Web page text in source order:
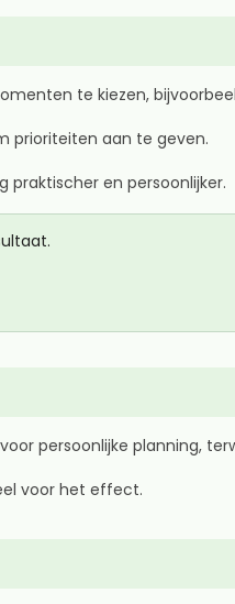
te kiezen,
prioriteiten aan te geven.
praktischer en persoonlijker.
persoonlijke planning,
voor het effect.